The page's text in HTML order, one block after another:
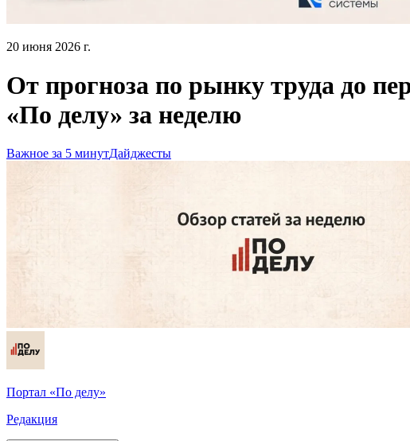
20 июня 2026 г.
От прогноза по рынку труда до
«По делу» за неделю
Важное за 5 минутДайджесты
Портал «По делу»
Редакция